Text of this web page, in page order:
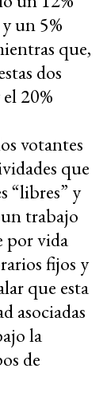
un 5%
que,
dos
20%
votantes
que
“libres” y
trabajo
por vida
fijos y
que esta
asociadas
la
de